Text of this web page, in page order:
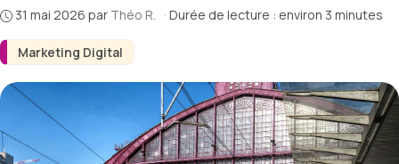
Marketing Digital
31 mai 2026 par Théo R. · Durée de lecture : environ 3 minutes